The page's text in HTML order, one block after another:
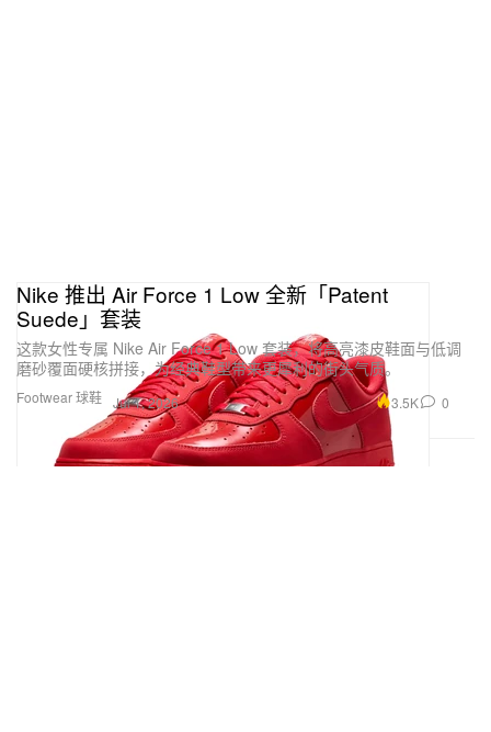
Footwear 球鞋
Nike 推出 Air Force 1 Low 全新「Patent
Suede」套装
这款女性专属 Nike Air Force 1 Low 套装，将高亮漆皮鞋面与低调
磨砂覆面硬核拼接，为经典鞋型带来更犀利的街头气质。
Jul 1, 2026 3.5K 0